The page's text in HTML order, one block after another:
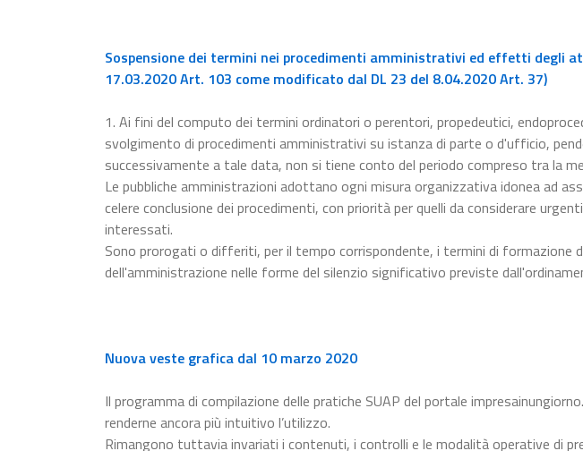
Sospensione dei termini nei procedimenti amministrativi ed effetti degli
17.03.2020 Art. 103 come modificato dal DL 23 del 8.04.2020 Art. 37)
1. Ai fini del computo dei termini ordinatori o perentori, propedeutici,
svolgimento di procedimenti amministrativi su istanza di parte o d'ufficio,
successivamente a tale data, non si tiene conto del periodo compreso tra la
Le pubbliche amministrazioni adottano ogni misura organizzativa idonea ad
celere conclusione dei procedimenti, con priorità per quelli da considerare
interessati.
Sono prorogati o differiti, per il tempo corrispondente, i termini di formazione
dell'amministrazione nelle forme del silenzio significativo previste
Nuova veste grafica dal 10 marzo 2020
Il programma di compilazione delle pratiche SUAP del portale
renderne ancora più intuitivo l’utilizzo.
Rimangono tuttavia invariati i contenuti, i controlli e le modalità operative di